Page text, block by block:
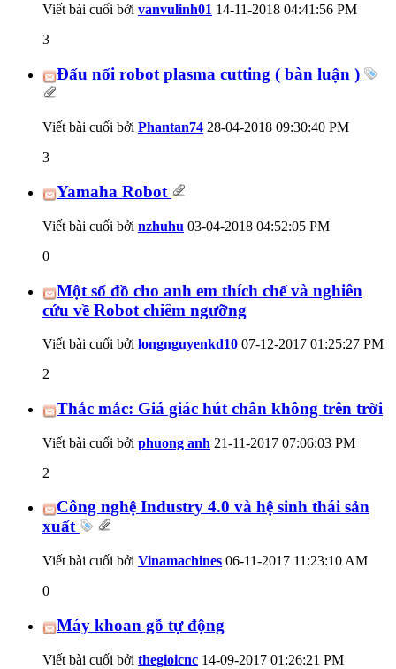
Viết bài cuối bởi vanvulinh01 14-11-2018 04:41:56 PM
3
Đấu nối robot plasma cutting ( bàn luận )
Viết bài cuối bởi Phantan74 28-04-2018 09:30:40 PM
3
Yamaha Robot
Viết bài cuối bởi nzhuhu 03-04-2018 04:52:05 PM
0
Một số đồ cho anh em thích chế và nghiên
cứu về Robot chiêm ngưỡng
Viết bài cuối bởi longnguyenkd10 07-12-2017 01:25:27 PM
2
Thắc mắc: Giá giác hút chân không trên trời
Viết bài cuối bởi phuong anh 21-11-2017 07:06:03 PM
2
Công nghệ Industry 4.0 và hệ sinh thái sản
xuất
Viết bài cuối bởi Vinamachines 06-11-2017 11:23:10 AM
0
Máy khoan gỗ tự động
Viết bài cuối bởi thegioicnc 14-09-2017 01:26:21 PM